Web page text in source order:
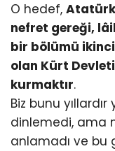
O hedef,
nefret gereği,
bir bölümü
olan Kürt
kurmaktır.
Biz bunu
dinlemedi, ama
anlamadı ve bu